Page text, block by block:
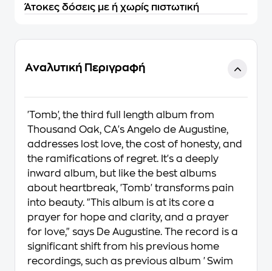
Άτοκες δόσεις με ή χωρίς πιστωτική
Αναλυτική Περιγραφή
'Tomb', the third full length album from
Thousand Oak, CA's Angelo de Augustine,
addresses lost love, the cost of honesty, and
the ramifications of regret. It's a deeply
inward album, but like the best albums
about heartbreak, 'Tomb' transforms pain
into beauty. "This album is at its core a
prayer for hope and clarity, and a prayer
for love," says De Augustine. The record is a
significant shift from his previous home
recordings, such as previous album 'Swim